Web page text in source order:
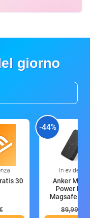
giorno
30
-44%
In evidenza
Anker
Power
Magsafe
89,99 €